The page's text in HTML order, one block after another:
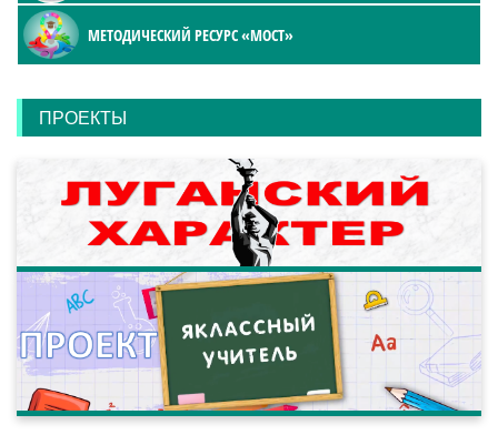
МЕТОДИЧЕСКИЙ РЕСУРС «МОСТ»
ПРОЕКТЫ